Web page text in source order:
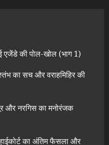
एजेंडे की पोल-खोल (भाग 1)
का सच और वराहमिहिर की
और नरगिस का मनोरंजक
का अंतिम फैसला और